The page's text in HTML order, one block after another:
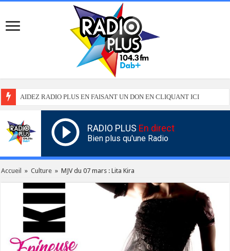
AIDEZ RADIO PLUS EN FAISANT UN DON EN CLIQUANT ICI
RADIO PLUS En direct
Bien plus qu'une Radio
Accueil » Culture » MJV du 07 mars : Lita Kira